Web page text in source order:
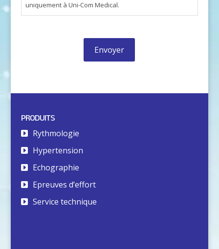
uniquement à Uni-Com Medical.
PRODUITS
Rythmologie
Hypertension
Echographie
Epreuves d’effort
Service technique